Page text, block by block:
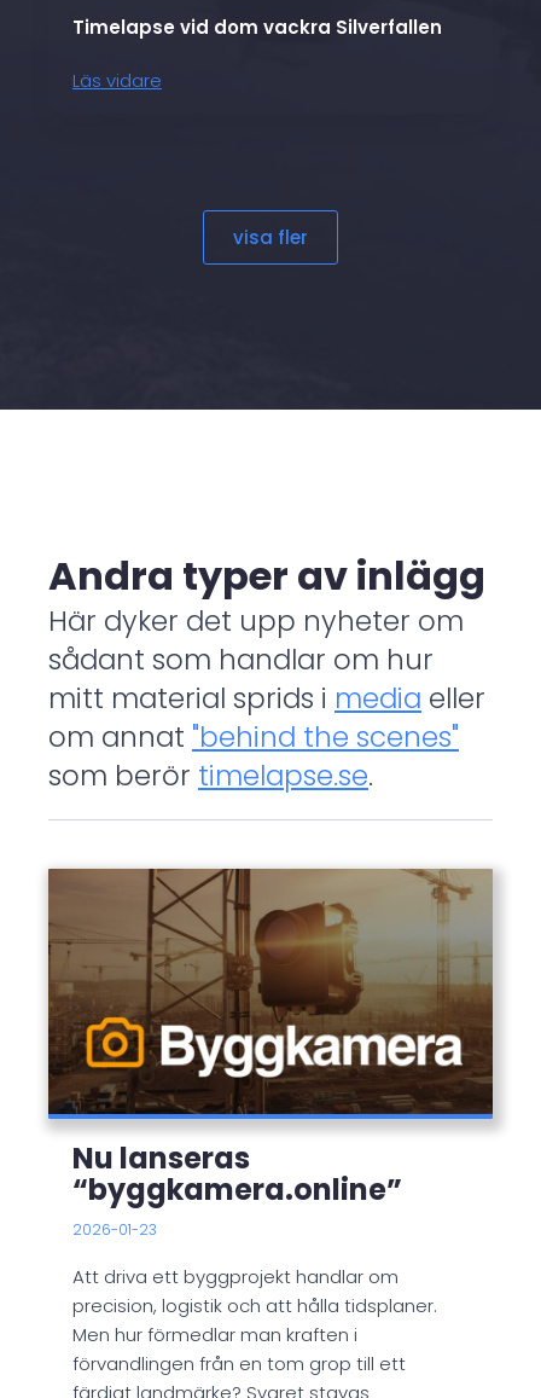
Timelapse vid dom vackra Silverfallen
Läs vidare
visa fler
Andra typer av inlägg
Här dyker det upp nyheter om
sådant som handlar om hur
mitt material sprids i media eller
om annat "behind the scenes"
som berör timelapse.se.
Nu lanseras
“byggkamera.online”
2026-01-23
Att driva ett byggprojekt handlar om
precision, logistik och att hålla tidsplaner.
Men hur förmedlar man kraften i
förvandlingen från en tom grop till ett
färdigt landmärke? Svaret stavas